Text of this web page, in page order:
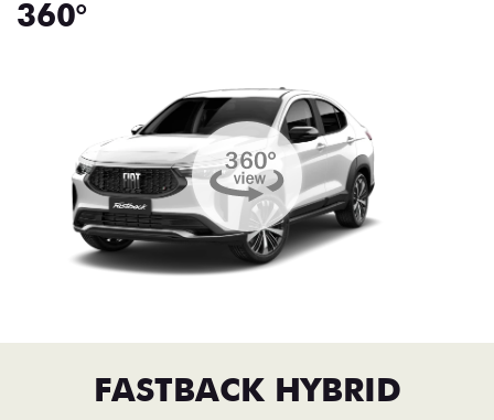
360°
FASTBACK HYBRID